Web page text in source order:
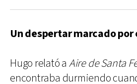
Un despertar marcado por
Hugo relató a Aire de Santa
encontraba durmiendo